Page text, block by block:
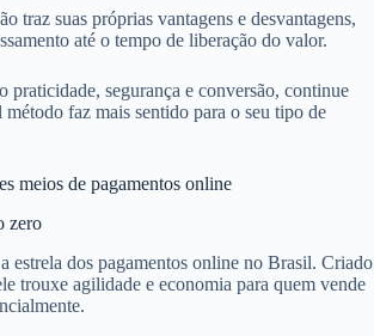
traz suas próprias vantagens e desvantagens,
até o tempo de liberação do valor.
praticidade, segurança e conversão, continue
método faz mais sentido para o seu tipo de
meios de pagamentos online
zero
estrela dos pagamentos online no Brasil. Criado
trouxe agilidade e economia para quem vende